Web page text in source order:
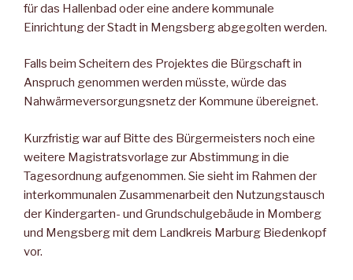
für das Hallenbad oder eine andere kommunale
Einrichtung der Stadt in Mengsberg abgegolten werden.
Falls beim Scheitern des Projektes die Bürgschaft in
Anspruch genommen werden müsste, würde das
Nahwärmeversorgungsnetz der Kommune übereignet.
Kurzfristig war auf Bitte des Bürgermeisters noch eine
weitere Magistratsvorlage zur Abstimmung in die
Tagesordnung aufgenommen. Sie sieht im Rahmen der
interkommunalen Zusammenarbeit den Nutzungstausch
der Kindergarten- und Grundschulgebäude in Momberg
und Mengsberg mit dem Landkreis Marburg Biedenkopf
vor.